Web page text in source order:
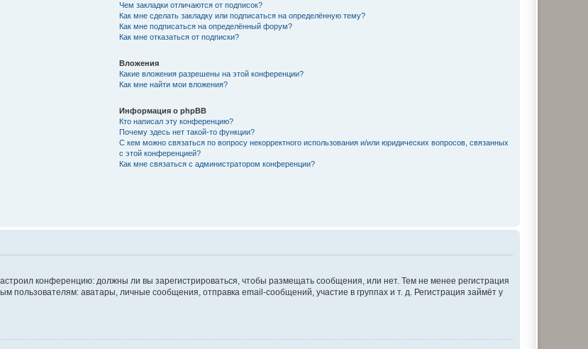
Чем закладки отличаются от подписок?
Как мне сделать закладку или подписаться на определённую тему?
Как мне подписаться на определённый форум?
Как мне отказаться от подписки?
Вложения
Какие вложения разрешены на этой конференции?
Как мне найти мои вложения?
Информация о phpBB
Кто написал эту конференцию?
Почему здесь нет такой-то функции?
С кем можно связаться по вопросу некорректного использования и/или юридических вопросов, связанных
с этой конференцией?
Как мне связаться с администратором конференции?
конференцию: должны ли вы зарегистрироваться, чтобы размещать сообщения, или нет. Тем не менее регистрация
аватары, личные сообщения, отправка email-сообщений, участие в группах и т. д. Регистрация займёт у